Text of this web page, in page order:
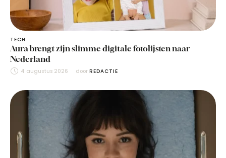
TECH
Aura brengt zijn slimme digitale fotolijsten naar
Nederland
4 augustus 2026 door REDACTIE